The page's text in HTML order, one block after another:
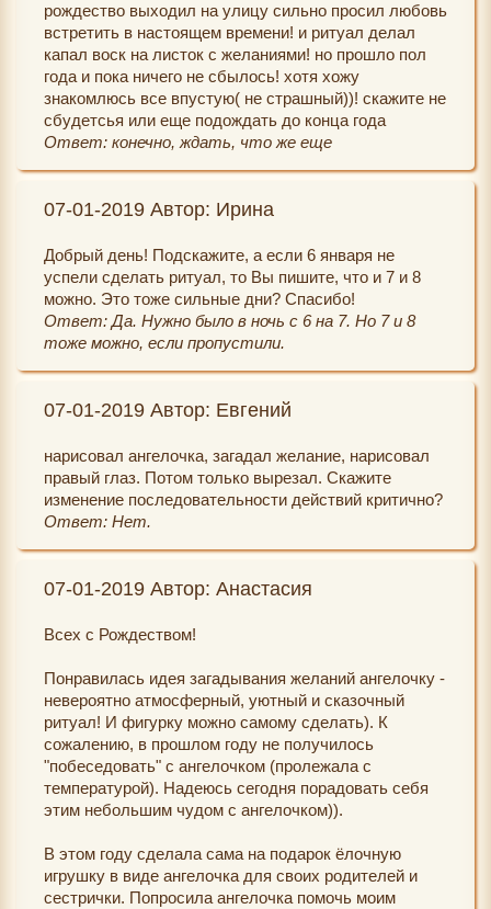
рождество выходил на улицу сильно просил любовь
встретить в настоящем времени! и ритуал делал
капал воск на листок с желаниями! но прошло пол
года и пока ничего не сбылось! хотя хожу
знакомлюсь все впустую( не страшный))! скажите не
сбудетсья или еще подождать до конца года
Ответ: конечно, ждать, что же еще
07-01-2019 Автор: Ирина
Добрый день! Подскажите, а если 6 января не
успели сделать ритуал, то Вы пишите, что и 7 и 8
можно. Это тоже сильные дни? Спасибо!
Ответ: Да. Нужно было в ночь с 6 на 7. Но 7 и 8
тоже можно, если пропустили.
07-01-2019 Автор: Евгений
нарисовал ангелочка, загадал желание, нарисовал
правый глаз. Потом только вырезал. Скажите
изменение последовательности действий критично?
Ответ: Нет.
07-01-2019 Автор: Анастасия
Всех с Рождеством!
Понравилась идея загадывания желаний ангелочку -
невероятно атмосферный, уютный и сказочный
ритуал! И фигурку можно самому сделать). К
сожалению, в прошлом году не получилось
"побеседовать" с ангелочком (пролежала с
температурой). Надеюсь сегодня порадовать себя
этим небольшим чудом с ангелочком)).
В этом году сделала сама на подарок ёлочную
игрушку в виде ангелочка для своих родителей и
сестрички. Попросила ангелочка помочь моим